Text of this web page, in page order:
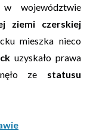
w województwie
ziemi czerskiej
mieszka nieco
uzyskało prawa
ze statusu